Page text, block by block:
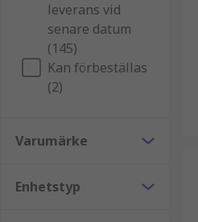
Vibrerande nivåsonder
Vibrerande
kontakt med
överfyllnadsskydd
Konduktiva nivåbrytare
Konduktiva
används
leverans vid
senare datum
(145)
Kan förbeställas
(2)
Varumärke
Enhetstyp